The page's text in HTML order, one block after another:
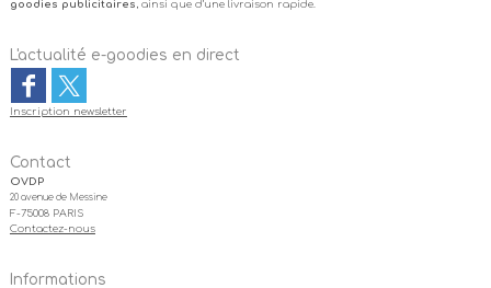
goodies publicitaires , ainsi que d’une livraison rapide.
L'actualité e-goodies en direct
Inscription newsletter
Contact
OVDP
20 avenue de Messine
F-75008 PARIS
Contactez-nous
Informations